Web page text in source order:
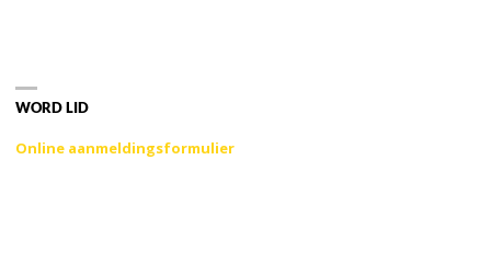
WORD LID
Online aanmeldingsformulier